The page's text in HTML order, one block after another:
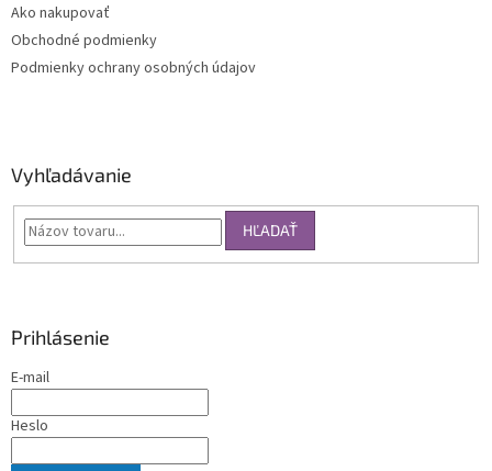
Ako nakupovať
Obchodné podmienky
Podmienky ochrany osobných údajov
Vyhľadávanie
HĽADAŤ
Prihlásenie
E-mail
Heslo